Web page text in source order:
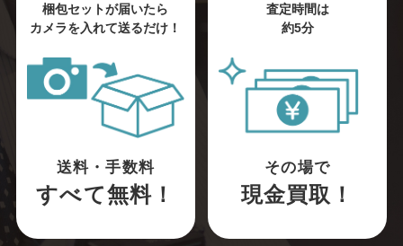
梱包セットが届いたら
カメラを入れて送るだけ！
送料・手数料
すべて無料！
査定時間は
約5分
その場で
現金買取！